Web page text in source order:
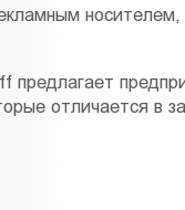
предлагает
отличается в